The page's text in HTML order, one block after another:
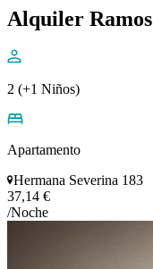
Alquiler Ramos
2 (+1 Niños)
Apartamento
Hermana Severina 183
37,14 €
/Noche